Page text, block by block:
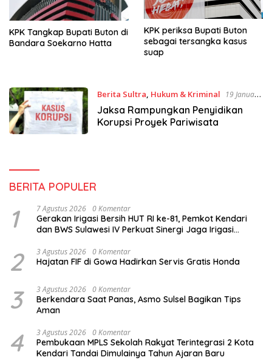
KPK Tangkap Bupati Buton di
Bandara Soekarno Hatta
KPK periksa Bupati Buton
sebagai tersangka kasus
suap
Berita Sultra, Hukum & Kriminal
19 Januari
2017
Jaksa Rampungkan Penyidikan
Korupsi Proyek Pariwisata
BERITA POPULER
1 7 Agustus 2026 0 Komentar
Gerakan Irigasi Bersih HUT RI ke-81, Pemkot Kendari
dan BWS Sulawesi IV Perkuat Sinergi Jaga Irigasi
2 3 Agustus 2026 0 Komentar
Hajatan FIF di Gowa Hadirkan Servis Gratis Honda
3 3 Agustus 2026 0 Komentar
Berkendara Saat Panas, Asmo Sulsel Bagikan Tips
Aman
4 3 Agustus 2026 0 Komentar
Pembukaan MPLS Sekolah Rakyat Terintegrasi 2 Kota
Kendari Tandai Dimulainya Tahun Ajaran Baru